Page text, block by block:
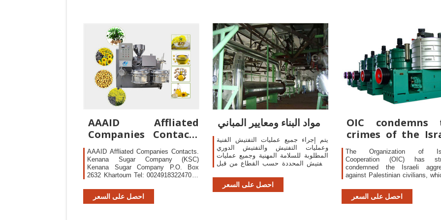
AAAID Affliated
Companies Contacts
| Arab Authority for
AAAID Affliated Companies Contacts.
Kenana Sugar Company (KSC)
Kenana Sugar Company P.O. Box
2632 Khartoum Tel: 00249183224704 |
00249183220563 Website:
www.Kenana.com Khartoum, Republic
احصل على السعر
مواد البناء ومعايير المباني
يتم إجراء جميع عمليات التفتيش الفنية
وعمليات التفتيش والتفتيش الدوري
المطلوبة للسلامة المهنية وجميع عمليات
التفتيش المحددة حسب القطاع من قبل
احصل على السعر
OIC condemns
crimes of the
occupation in
The Organization of
Cooperation (OIC) has
condemned the Israeli
against Palestinian civilians,
and the injury of about
Palestinian citizens during
احصل على السعر